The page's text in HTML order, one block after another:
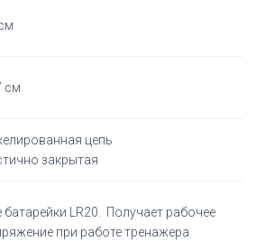
см
цепь
закрытая
батарейки LR20. Получает рабочее
при работе тренажера